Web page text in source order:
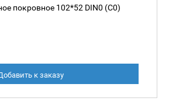
покровное 102*52 DIN0 (C0)
к заказу